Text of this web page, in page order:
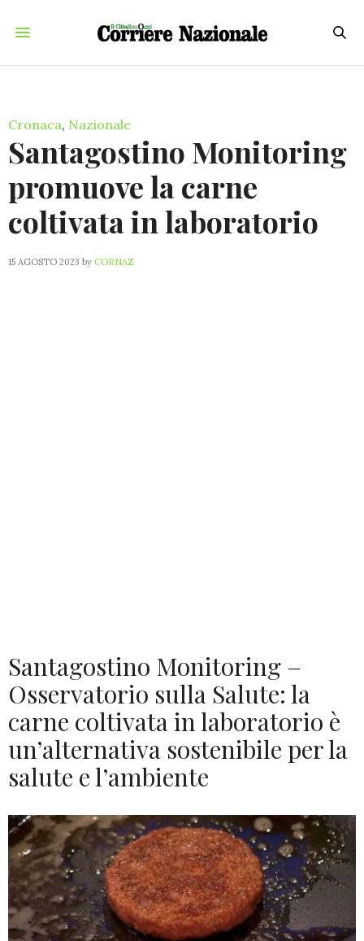
Cronaca, Nazionale
Santagostino Monitoring
promuove la carne
coltivata in laboratorio
15 AGOSTO 2023 by CORNAZ
Santagostino Monitoring –
Osservatorio sulla Salute: la
carne coltivata in laboratorio è
un’alternativa sostenibile per la
salute e l’ambiente